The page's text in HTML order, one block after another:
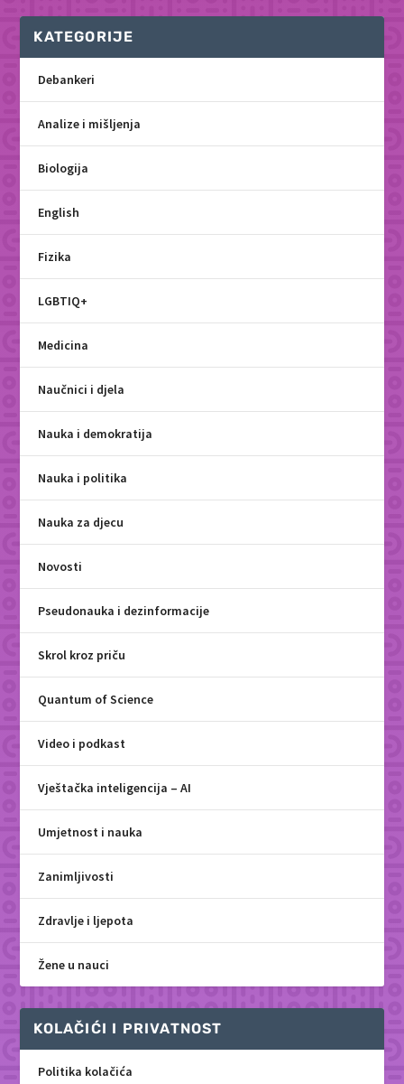
KATEGORIJE
Debankeri
Analize i mišljenja
Biologija
English
Fizika
LGBTIQ+
Medicina
Naučnici i djela
Nauka i demokratija
Nauka i politika
Nauka za djecu
Novosti
Pseudonauka i dezinformacije
Skrol kroz priču
Quantum of Science
Video i podkast
Vještačka inteligencija – AI
Umjetnost i nauka
Zanimljivosti
Zdravlje i ljepota
Žene u nauci
KOLAČIĆI I PRIVATNOST
Politika kolačića